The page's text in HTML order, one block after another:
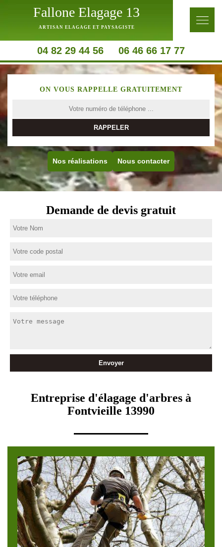
Fallone Elagage 13
ARTISAN ELAGAGE ET PAYSAGISTE
04 82 29 44 56 06 46 66 17 77
ON VOUS RAPPELLE GRATUITEMENT
Nos réalisations Nous contacter
Demande de devis gratuit
Entreprise d'élagage d'arbres à
Fontvieille 13990